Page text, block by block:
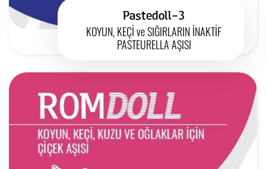
Pastedoll-3
KOYUN, KEÇİ ve SIĞIRLARIN İNAKTİF
PASTEURELLA AŞISI